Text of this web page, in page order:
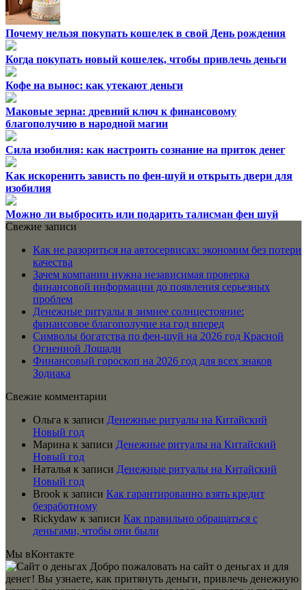
Почему нельзя покупать кошелек в свой День рождения
Когда покупать новый кошелек, чтобы привлечь деньги
Кофе на вынос: как утекают деньги
Маковые зерна: древний ключ к финансовому
благополучию в народной магии
Сила изобилия: как настроить сознание на приток денег
Как искоренить зависть по фен-шуй и открыть двери для
изобилия
Можно ли выбросить или подарить талисман фен шуй
Свежие записи
Как не разориться на автосервисах: экономим без потери
качества
Зачем компании нужна независимая проверка
финансовой информации до появления серьезных
проблем
Денежные ритуалы в зимнее солнцестояние:
финансовое благополучие на год вперед
Символы богатства по фен-шуй на 2026 год Красной
Огненной Лошади
Финансовый гороскоп на 2026 год для всех знаков
Зодиака
Свежие комментарии
Ольга к записи Денежные ритуалы на Китайский
Новый год
Марина к записи Денежные ритуалы на Китайский
Новый год
Наталья к записи Денежные ритуалы на Китайский
Новый год
Brook к записи Как гарантированно взять кредит
безработному
Rickydaw к записи Как правильно обращаться с
деньгами, чтобы они были
Мы вКонтакте
Добро пожаловать на сайт о деньгах и для
денег! Вы узнаете, как притянуть деньги, привлечь денежную